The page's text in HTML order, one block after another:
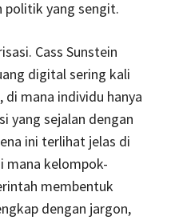
politik yang sengit.
Cass Sunstein
digital sering kali
mana individu hanya
yang sejalan dengan
ini terlihat jelas di
kelompok-
membentuk
dengan jargon,